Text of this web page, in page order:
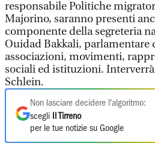
responsabile Politiche
Majorino, saranno presenti
componente della segreteria
Ouidad Bakkali, parlamentare
associazioni, movimenti,
sociali ed istituzioni.
Schlein.
Non lasciare decidere l'algoritmo:
scegli
Il Tirreno
per le tue notizie su Google